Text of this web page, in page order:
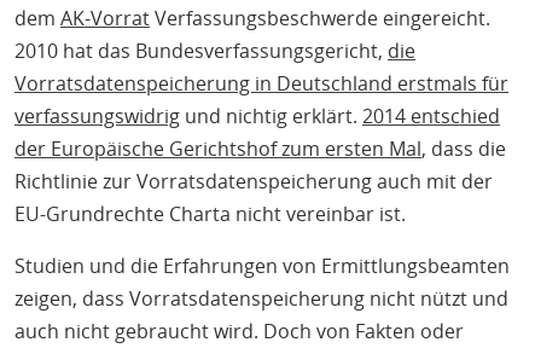
dem AK-VorratVerfassungsbeschwerde eingereicht.
2010 hat das Bundesverfassungsgericht, die
Vorratsdatenspeicherung in Deutschland erstmals für
verfassungswidrig und nichtig erklärt. 2014 entschied
der Europäische Gerichtshof zum ersten Mal, dass die
Richtlinie zur Vorratsdatenspeicherung auch mit der
EU-Grundrechte Charta nicht vereinbar ist.
Studien und die Erfahrungen von Ermittlungsbeamten
zeigen, dass Vorratsdatenspeicherung nicht nützt und
auch nicht gebraucht wird. Doch von Fakten oder